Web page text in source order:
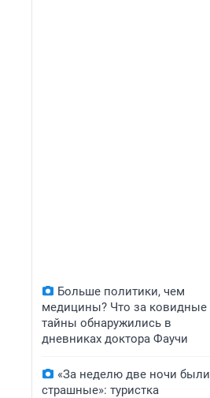
Больше политики, чем
медицины? Что за ковидные
тайны обнаружились в
дневниках доктора Фаучи
«За неделю две ночи были
страшные»: туристка